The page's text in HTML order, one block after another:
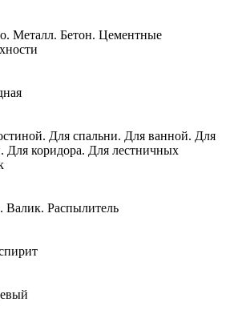
Металл. Бетон. Цементные
Для спальни. Для ванной. Для
Для коридора. Для лестничных
Валик. Распылитель